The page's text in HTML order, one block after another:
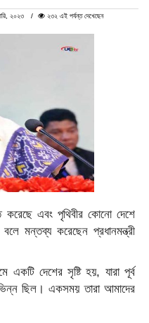
২০২৩ ২৩২ এই পর্যন্ত দেখেছেন
করেছে এবং পৃথিবীর কোনো দেশে
মন্তব্য করেছেন প্রধানমন্ত্রী
একটি দেশের সৃষ্টি হয়, যারা পূর্ব
ভিন্ন ছিল। একসময় তারা আমাদের